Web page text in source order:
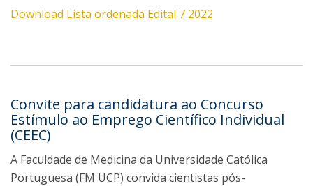
Download Lista ordenada Edital 7 2022
Convite para candidatura ao Concurso
Estímulo ao Emprego Científico Individual
(CEEC)
A Faculdade de Medicina da Universidade Católica
Portuguesa (FM UCP) convida cientistas pós-